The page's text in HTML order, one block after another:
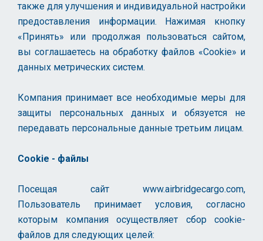
также для улучшения и индивидуальной настройки
предоставления информации. Нажимая кнопку
«Принять» или продолжая пользоваться сайтом,
вы соглашаетесь на обработку файлов «Cookie» и
данных метрических систем.
Компания принимает все необходимые меры для
защиты персональных данных и обязуется не
передавать персональные данные третьим лицам.
Cookie - файлы
Посещая сайт www.airbridgecargo.com,
Пользователь принимает условия, согласно
которым компания осуществляет сбор cookie-
файлов для следующих целей: